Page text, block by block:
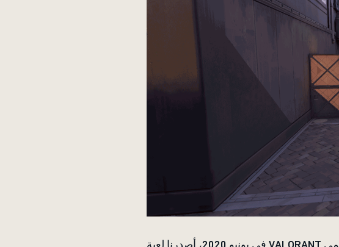
في يونيو 2020، أصدرنا لعبة VALORANT مع الخرائط الثلاث المتاحة في إصدار بيتا، إضافة إلى خريطة الإطلاق الرسمي